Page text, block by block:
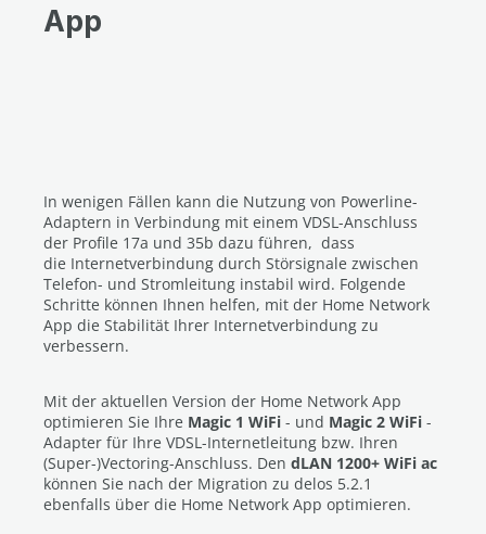
App
In wenigen Fällen kann die Nutzung von Powerline-
Adaptern in Verbindung mit einem VDSL-Anschluss
der Profile 17a und 35b dazu führen, dass
die Internetverbindung durch Störsignale zwischen
Telefon- und Stromleitung instabil wird. Folgende
Schritte können Ihnen helfen, mit der Home Network
App die Stabilität Ihrer Internetverbindung zu
verbessern.
Mit der aktuellen Version der Home Network App
optimieren Sie Ihre Magic 1 WiFi - und Magic 2 WiFi -
Adapter für Ihre VDSL-Internetleitung bzw. Ihren
(Super-)Vectoring-Anschluss. Den dLAN 1200+ WiFi ac
können Sie nach der Migration zu delos 5.2.1
ebenfalls über die Home Network App optimieren.